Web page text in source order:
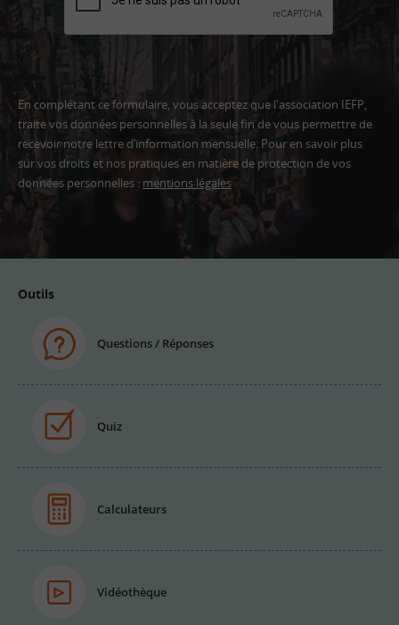
En complétant ce formulaire, vous acceptez que l'association IEFP,
traite vos données personnelles à la seule fin de vous permettre de
recevoir notre lettre d’information mensuelle. Pour en savoir plus
sur vos droits et nos pratiques en matière de protection de vos
données personnelles : mentions légales
Outils
Questions / Réponses
Quiz
Calculateurs
Vidéothèque